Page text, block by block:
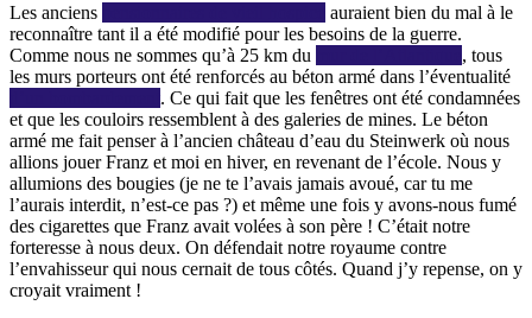
Les anciens
auraient bien du mal à le
reconnaître tant il a été modifié pour les besoins de la guerre.
Comme nous ne sommes qu’à 25 km du
, tous
les murs porteurs ont été renforcés au béton armé dans l’éventualité
. Ce qui fait que les fenêtres ont été condamnées
et que les couloirs ressemblent à des galeries de mines. Le béton
armé me fait penser à l’ancien château d’eau du Steinwerk où nous
allions jouer Franz et moi en hiver, en revenant de l’école. Nous y
allumions des bougies (je ne te l’avais jamais avoué, car tu me
l’aurais interdit, n’est-ce pas ?) et même une fois y avons-nous fumé
des cigarettes que Franz avait volées à son père ! C’était notre
forteresse à nous deux. On défendait notre royaume contre
l’envahisseur qui nous cernait de tous côtés. Quand j’y repense, on y
croyait vraiment !